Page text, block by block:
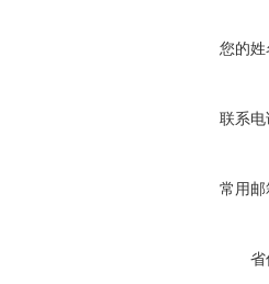
您的姓
联系电
常用邮
省